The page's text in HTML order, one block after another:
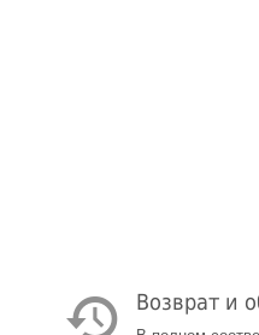
Возврат и